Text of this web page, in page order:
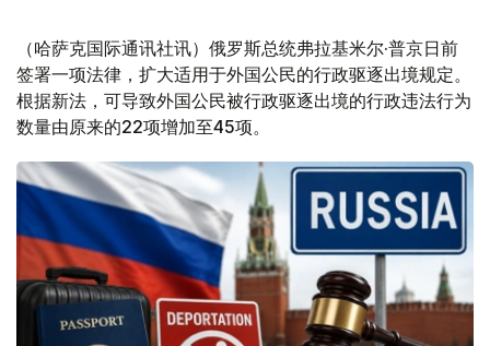
（哈萨克国际通讯社讯）俄罗斯总统弗拉基米尔·普京日前
签署一项法律，扩大适用于外国公民的行政驱逐出境规定。
根据新法，可导致外国公民被行政驱逐出境的行政违法行为
数量由原来的22项增加至45项。